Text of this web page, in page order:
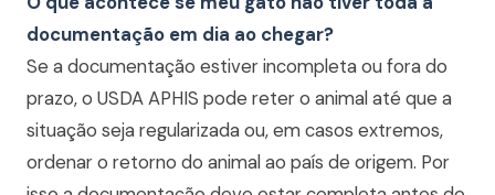
documentação em dia ao chegar?
Se a documentação estiver incompleta ou fora do
prazo, o USDA APHIS pode reter o animal até que a
situação seja regularizada ou, em casos extremos,
ordenar o retorno do animal ao país de origem. Por